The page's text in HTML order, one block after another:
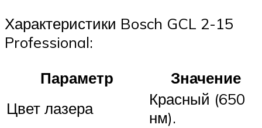
Характеристики Bosch GCL 2-15
Professional:
Параметр
Значение
Цвет лазера
Красный (650
нм).